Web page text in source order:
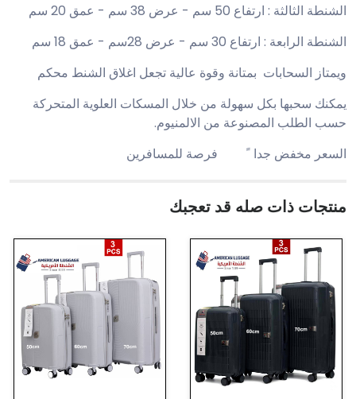
الشنطة الثالثة : ارتفاع 50 سم - عرض 38 سم - عمق 20 سم
الشنطة الرابعة : ارتفاع 30 سم - عرض 28سم - عمق 18 سم
ويمتاز السحابات بمتانة وقوة عالية تجعل اغلاق الشنط محكم
يمكنك سحبها بكل سهولة من خلال المسكات العلوية المتحركة
حسب الطلب المصنوعة من الالمنيوم.
السعر مخفض جدا ً فرصة للمسافرين
منتجات ذات صله قد تعجبك